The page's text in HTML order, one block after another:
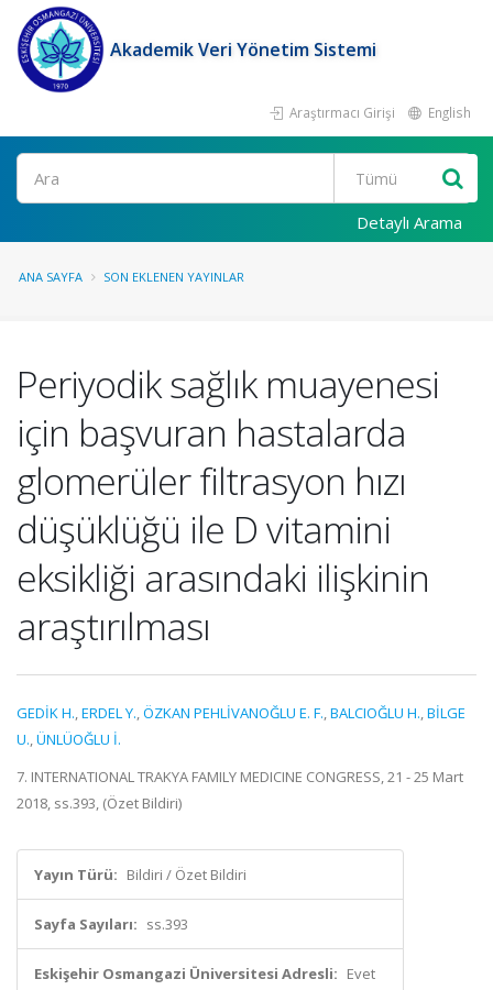
Akademik Veri Yönetim Sistemi
Araştırmacı Girişi English
Ara
Detaylı Arama
ANA SAYFA SON EKLENEN YAYINLAR
Periyodik sağlık muayenesi
için başvuran hastalarda
glomerüler filtrasyon hızı
düşüklüğü ile D vitamini
eksikliği arasındaki ilişkinin
araştırılması
GEDİK H.,ERDEL Y.,ÖZKAN PEHLİVANOĞLU E. F.,BALCIOĞLU H.,BİLGE
U.,ÜNLÜOĞLU İ.
7. INTERNATIONAL TRAKYA FAMILY MEDICINE CONGRESS, 21 - 25 Mart
2018, ss.393, (Özet Bildiri)
Yayın Türü: Bildiri / Özet Bildiri
Sayfa Sayıları: ss.393
Eskişehir Osmangazi Üniversitesi Adresli: Evet